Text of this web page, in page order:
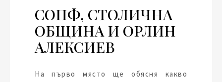
СОПФ, СТОЛИЧНА
ОБЩИНА И ОРЛИН
АЛЕКСИЕВ
На първо място ще обясня какво